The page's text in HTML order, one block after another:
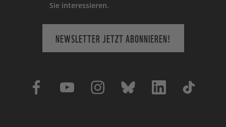
Sie interessieren.
NEWSLETTER JETZT ABONNIEREN!